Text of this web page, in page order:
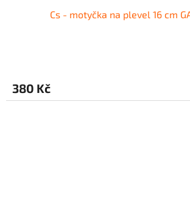
Cs - motyčka na plevel 16 cm
380 Kč